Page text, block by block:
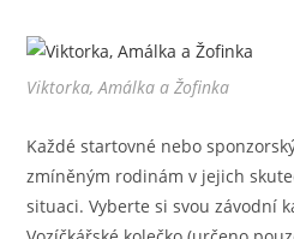
Viktorka, Amálka a Žofinka
Každé startovné nebo
zmíněným rodinám v jejich
situaci. Vyberte si svou závodní